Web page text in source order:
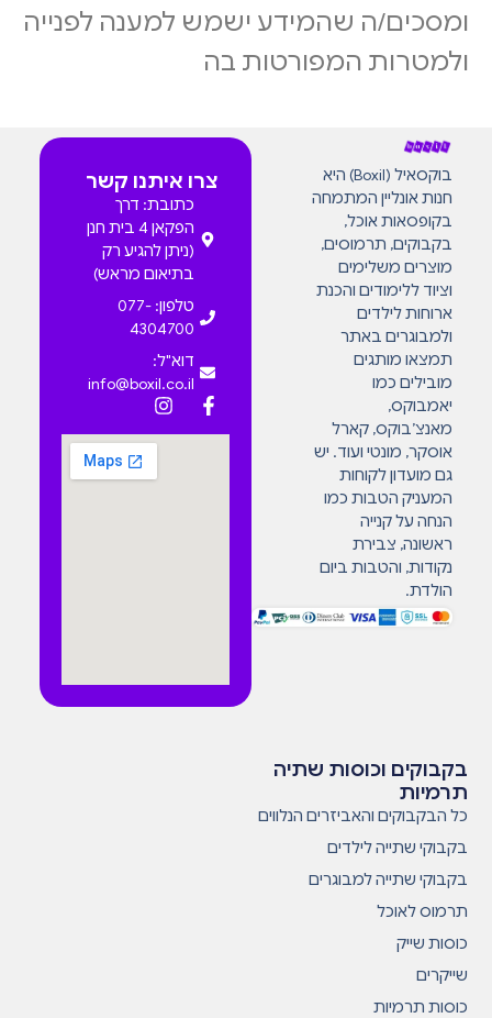
ומסכים/ה שהמידע ישמש למענה לפנייה
ולמטרות המפורטות בה
בוקסאיל (Boxil) היא
חנות אונליין המתמחה
בקופסאות אוכל,
בקבוקים, תרמוסים,
מוצרים משלימים
וציוד ללימודים והכנת
ארוחות לילדים
ולמבוגרים באתר
תמצאו מותגים
מובילים כמו
יאמבוקס,
מאנצ’בוקס, קארל
אוסקר, מונטי ועוד. יש
גם מועדון לקוחות
המעניק הטבות כמו
הנחה על קנייה
ראשונה, צבירת
נקודות, והטבות ביום
הולדת.
צרו איתנו קשר
כתובת: דרך
הפקאן 4 בית חנן
(ניתן להגיע רק
בתיאום מראש)
טלפון: 077-
4304700
דוא"ל:
info@boxil.co.il
בקבוקים וכוסות שתיה
תרמיות
כל הבקבוקים והאביזרים הנלווים
בקבוקי שתייה לילדים
בקבוקי שתייה למבוגרים
תרמוס לאוכל
כוסות שייק
שייקרים
כוסות תרמיות